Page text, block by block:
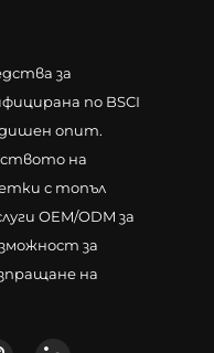
за
по BSCI
опит.
на
с топъл
OEM/ODM за
за
на